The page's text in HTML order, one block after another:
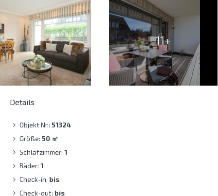
11+
Details
Objekt Nr.: 51324
Größe: 50 ㎡
Schlafzimmer: 1
Bäder: 1
Check-in: bis
Check-out: bis